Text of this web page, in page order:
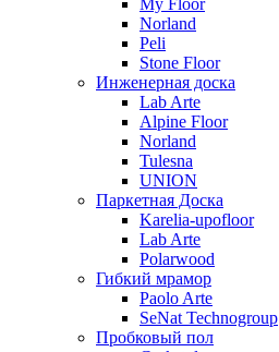
My Floor
Norland
Peli
Stone Floor
Инженерная доска
Lab Arte
Alpine Floor
Norland
Tulesna
UNION
Паркетная Доска
Karelia-upofloor
Lab Arte
Polarwood
Гибкий мрамор
Paolo Arte
SeNat Technogroup
Пробковый пол